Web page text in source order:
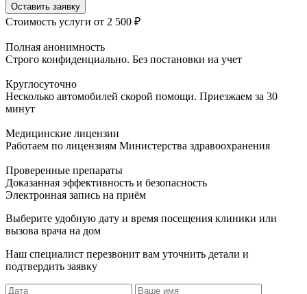
Оставить заявку
Стоимость услуги от 2 500 ₽
Полная анонимность
Строго конфиденциально. Без постановки на учет
Круглосуточно
Несколько автомобилей скорой помощи. Приезжаем за 30
минут
Медицинские лицензии
Работаем по лицензиям Министерства здравоохранения
Проверенные препараты
Доказанная эффективность и безопасность
Электронная запись на приём
Выберите удобную дату и время посещения клиники или
вызова врача на дом
Наш специалист перезвонит вам уточнить детали и
подтвердить заявку